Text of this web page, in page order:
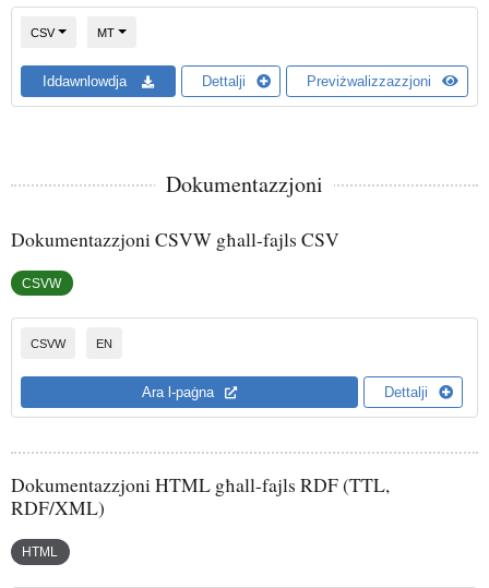
Agħżel format
CSV Agħżel lingwa
Lingwa Malti
MT
IddawnlowdjaCSV - Malti Dettalji CSV - MaltiPreviżwalizzazzjoni CSV -
Dokumentazzjoni
Dokumentazzjoni CSVW għall-fajls CSV
CSVW
Format
CSVW EN
Ara l-paġnaEN Dettalji csvw -
Dokumentazzjoni HTML għall-fajls RDF (TTL,
RDF/XML)
HTML